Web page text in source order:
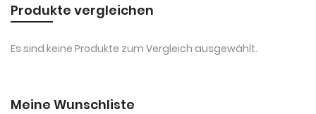
Produkte vergleichen
Es sind keine Produkte zum Vergleich ausgewählt.
Meine Wunschliste